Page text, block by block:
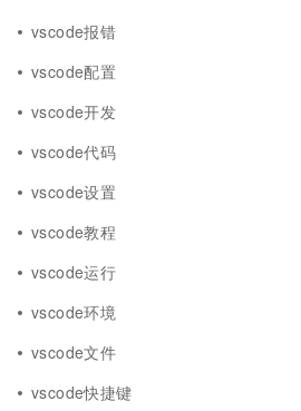
vscode报错
vscode配置
vscode开发
vscode代码
vscode设置
vscode教程
vscode运行
vscode环境
vscode文件
vscode快捷键